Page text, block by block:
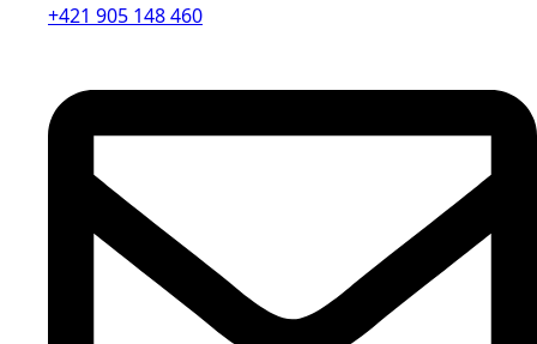
+421 905 148 460